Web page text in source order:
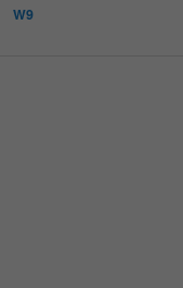
W9